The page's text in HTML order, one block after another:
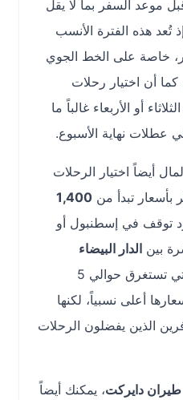
السفر بما لا يقل
الفترة الأنسب
على الخط الجوي
اختيار رحلات
الأربعاء غالباً ما
نهاية الأسبوع.
اختيار الرحلات
تبدأ من1,400
في إسطنبول أو
الدار البيضاء
التي تستغرق حوالي 5
أعلى نسبياً، لكنها
يفضلون الرحلات
، يمكنك أيضاً